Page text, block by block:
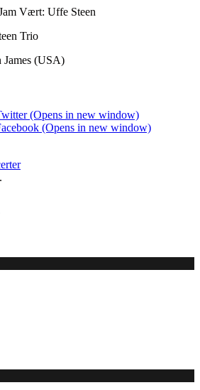
Vært: Uffe Steen
Trio
James (USA)
(Opens in new window)
(Opens in new window)
.